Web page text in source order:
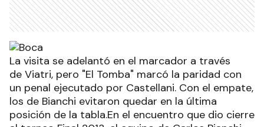
La visita se adelantó en el marcador a través
de Viatri, pero "El Tomba" marcó la paridad con
un penal ejecutado por Castellani. Con el empate,
los de Bianchi evitaron quedar en la última
posición de la tabla.En el encuentro que dio cierre